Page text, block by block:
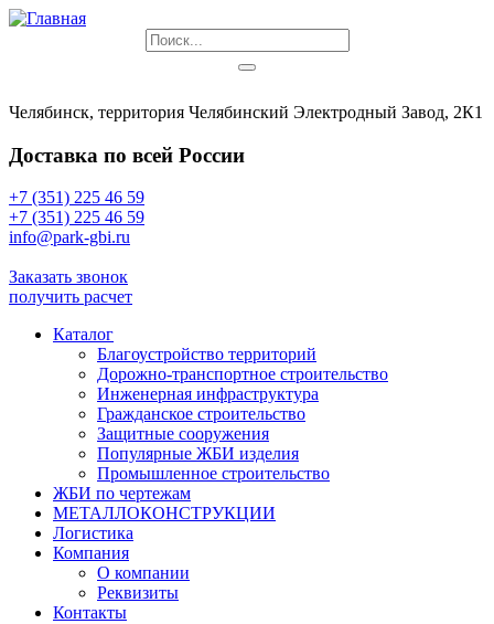
Челябинск, территория Челябинский Электродный Завод, 2К1
Доставка по всей России
+7 (351) 225 46 59
+7 (351) 225 46 59
info@park-gbi.ru
Заказать звонок
получить расчет
Каталог
Благоустройство территорий
Дорожно-транспортное строительство
Инженерная инфраструктура
Гражданское строительство
Защитные сооружения
Популярные ЖБИ изделия
Промышленное строительство
ЖБИ по чертежам
МЕТАЛЛОКОНСТРУКЦИИ
Логистика
Компания
О компании
Реквизиты
Контакты